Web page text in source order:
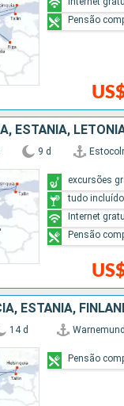
Pensão
9 d
excursões
tudo incluído
Internet
Pensão
14 d
Pensão